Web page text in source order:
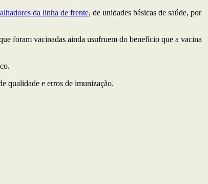
da linha de frente, de unidades básicas de saúde, por
foram vacinadas ainda usufruem do benefício que a vacina
qualidade e erros de imunização.